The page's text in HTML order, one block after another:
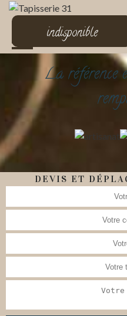
indisponible
La référence
DEVIS ET